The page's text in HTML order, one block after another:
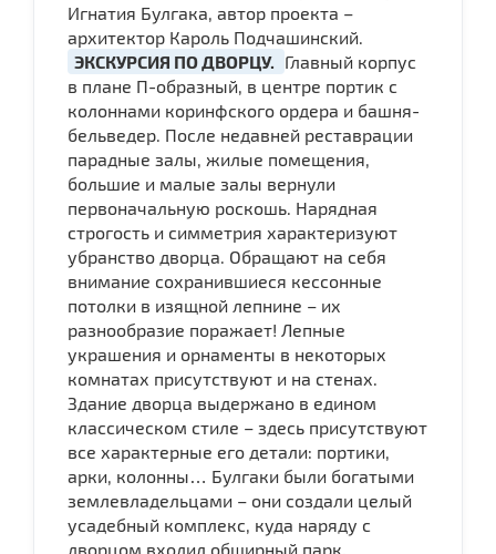
Игнатия Булгака, автор проекта –
архитектор Кароль Подчашинский.
ЭКСКУРСИЯ ПО ДВОРЦУ. Главный корпус
в плане П-образный, в центре портик с
колоннами коринфского ордера и башня-
бельведер. После недавней реставрации
парадные залы, жилые помещения,
большие и малые залы вернули
первоначальную роскошь. Нарядная
строгость и симметрия характеризуют
убранство дворца. Обращают на себя
внимание сохранившиеся кессонные
потолки в изящной лепнине – их
разнообразие поражает! Лепные
украшения и орнаменты в некоторых
комнатах присутствуют и на стенах.
Здание дворца выдержано в едином
классическом стиле – здесь присутствуют
все характерные его детали: портики,
арки, колонны… Булгаки были богатыми
землевладельцами – они создали целый
усадебный комплекс, куда наряду с
дворцом входил обширный парк.